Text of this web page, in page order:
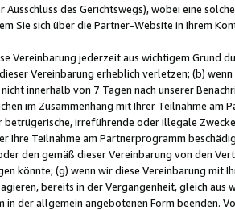
Ausschluss des Gerichtswegs), wobei eine
Sie sich über die Partner-Website in Ihrem
Vereinbarung jederzeit aus wichtigem Grund
Vereinbarung erheblich verletzen; (b)
innerhalb von 7 Tagen nach unserer
im Zusammenhang mit Ihrer Teilnahme am
irreführende oder illegale
Ihre Teilnahme am Partnerprogramm
den gemäß dieser Vereinbarung von den
könnte; (g) wenn wir diese Vereinbarung mit
bereits in der Vergangenheit, gleich
in der allgemein angebotenen Form beenden.